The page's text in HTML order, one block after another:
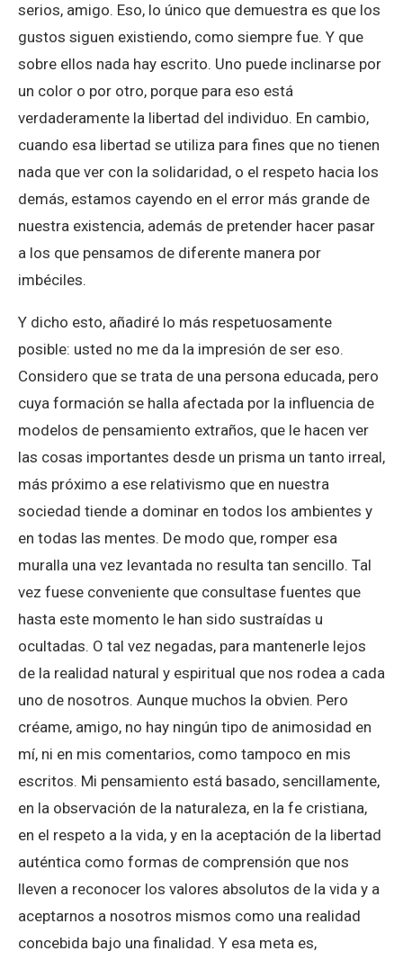
serios, amigo. Eso, lo único que demuestra es que los
gustos siguen existiendo, como siempre fue. Y que
sobre ellos nada hay escrito. Uno puede inclinarse por
un color o por otro, porque para eso está
verdaderamente la libertad del individuo. En cambio,
cuando esa libertad se utiliza para fines que no tienen
nada que ver con la solidaridad, o el respeto hacia los
demás, estamos cayendo en el error más grande de
nuestra existencia, además de pretender hacer pasar
a los que pensamos de diferente manera por
imbéciles.
Y dicho esto, añadiré lo más respetuosamente
posible: usted no me da la impresión de ser eso.
Considero que se trata de una persona educada, pero
cuya formación se halla afectada por la influencia de
modelos de pensamiento extraños, que le hacen ver
las cosas importantes desde un prisma un tanto irreal,
más próximo a ese relativismo que en nuestra
sociedad tiende a dominar en todos los ambientes y
en todas las mentes. De modo que, romper esa
muralla una vez levantada no resulta tan sencillo. Tal
vez fuese conveniente que consultase fuentes que
hasta este momento le han sido sustraídas u
ocultadas. O tal vez negadas, para mantenerle lejos
de la realidad natural y espiritual que nos rodea a cada
uno de nosotros. Aunque muchos la obvien. Pero
créame, amigo, no hay ningún tipo de animosidad en
mí, ni en mis comentarios, como tampoco en mis
escritos. Mi pensamiento está basado, sencillamente,
en la observación de la naturaleza, en la fe cristiana,
en el respeto a la vida, y en la aceptación de la libertad
auténtica como formas de comprensión que nos
lleven a reconocer los valores absolutos de la vida y a
aceptarnos a nosotros mismos como una realidad
concebida bajo una finalidad. Y esa meta es,